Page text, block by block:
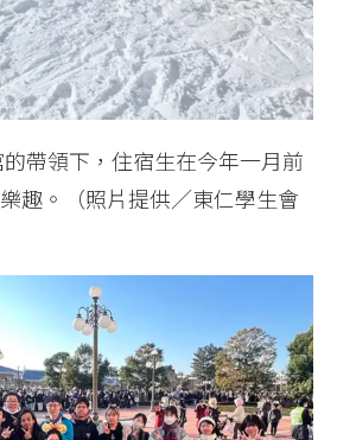
帶領下，住宿生在今年一月前
趣。（照片提供／東仁學生會